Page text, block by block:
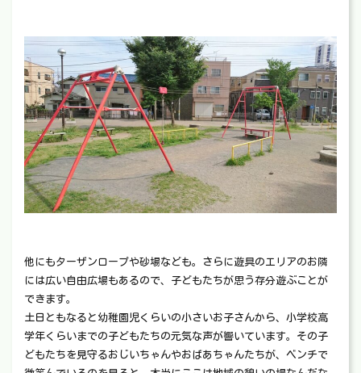
他にもターザンロープや砂場なども。さらに遊具のエリアのお隣
には広い自由広場もあるので、子どもたちが思う存分遊ぶことが
できます。
土日ともなると幼稚園児くらいの小さいお子さんから、小学校高
学年くらいまでの子どもたちの元気な声が響いています。その子
どもたちを見守るおじいちゃんやおばあちゃんたちが、ベンチで